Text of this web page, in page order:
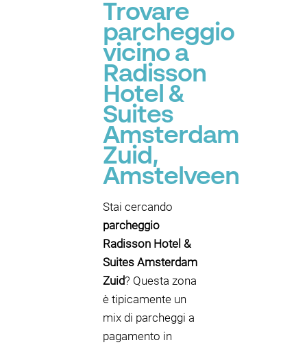
Trovare
parcheggio
vicino a
Radisson
Hotel &
Suites
Amsterdam
Zuid,
Amstelveen
Stai cercando
parcheggio
Radisson Hotel &
Suites Amsterdam
Zuid? Questa zona
è tipicamente un
mix di parcheggi a
pagamento in